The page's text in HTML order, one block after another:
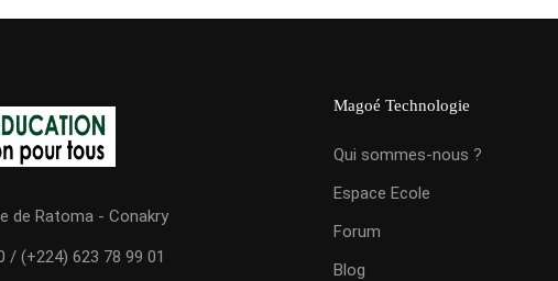
de Ratoma - Conakry
/ (+224) 623 78 99 01
Magoé Technologie
Qui sommes-nous ?
Espace Ecole
Forum
Blog